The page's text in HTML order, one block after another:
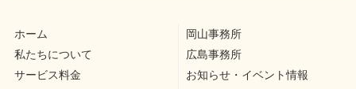
ホーム
私たちについて
サービス料金
岡山事務所
広島事務所
お知らせ・イベント情報